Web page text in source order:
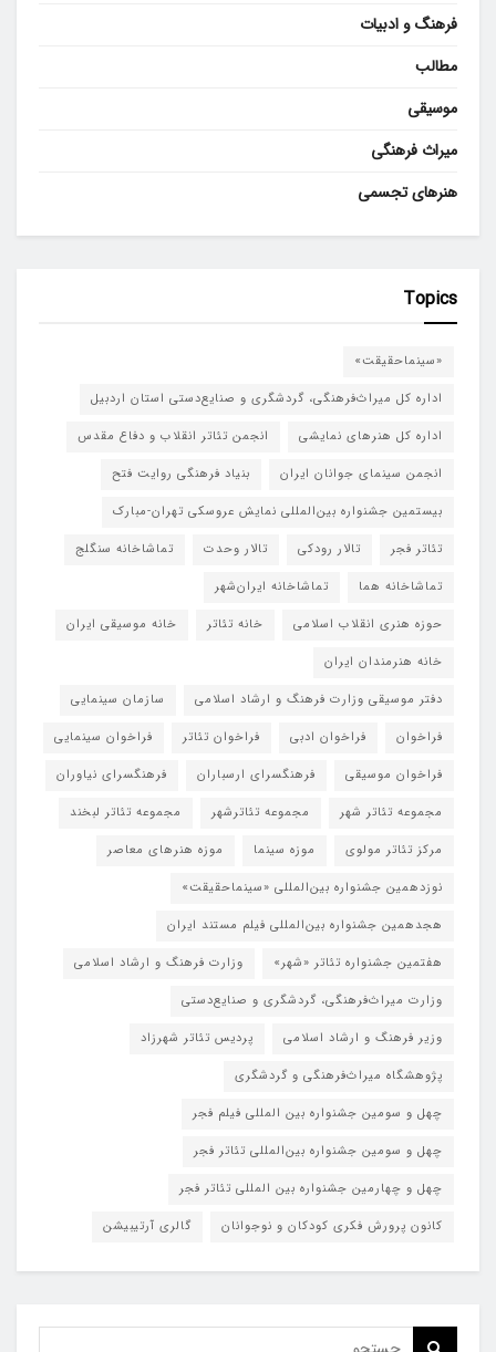
فرهنگ و ادبیات
مطالب
موسیقی
میراث فرهنگی
هنرهای تجسمی
Topics
«سینماحقیقت»
اداره کل میراث‌فرهنگی، گردشگری و صنایع‌دستی استان اردبیل
اداره کل هنرهای نمایشی
انجمن تئاتر انقلاب و دفاع مقدس
انجمن سینمای جوانان ایران
بنیاد فرهنگی روایت فتح
بیستمین جشنواره بین‌المللی نمایش عروسکی تهران-مبارک
تئاتر فجر
تالار رودکی تالار وحدت
تماشاخانه سنگلج
تماشاخانه هما
تماشاخانه‌ ایران‌شهر
حوزه هنری انقلاب اسلامی
خانه تئاتر
خانه موسیقی ایران
خانه هنرمندان ایران
دفتر موسیقی وزارت فرهنگ و ارشاد اسلامی
سازمان سینمایی
فراخوان
فراخوان ادبی فراخوان تئاتر
فراخوان سینمایی
فراخوان موسیقی
فرهنگسرای ارسباران
فرهنگسرای نیاوران
مجموعه تئاتر شهر
مجموعه تئاترشهر
مجموعه تئاتر لبخند
مرکز تئاتر مولوی
موزه سینما
موزه هنرهای معاصر
نوزدهمین جشنواره بین‌المللی «سینماحقیقت»
هجدهمین جشنواره بین‌المللی فیلم مستند ایران
هفتمین جشنواره تئاتر «شهر»
وزارت فرهنگ و ارشاد اسلامی
وزارت میراث‌فرهنگی، گردشگری و صنایع‌دستی
وزیر فرهنگ و ارشاد اسلامی
پردیس تئاتر شهرزاد
پژوهشگاه میراث‌فرهنگی و گردشگری
چهل و سومین جشنواره بین المللی فیلم فجر
چهل و سومین جشنواره بین‌المللی تئاتر فجر
چهل و چهارمین جشنواره بین المللی تئاتر فجر
کانون پرورش فکری کودکان و نوجوانان
گالری آرتیبیشن